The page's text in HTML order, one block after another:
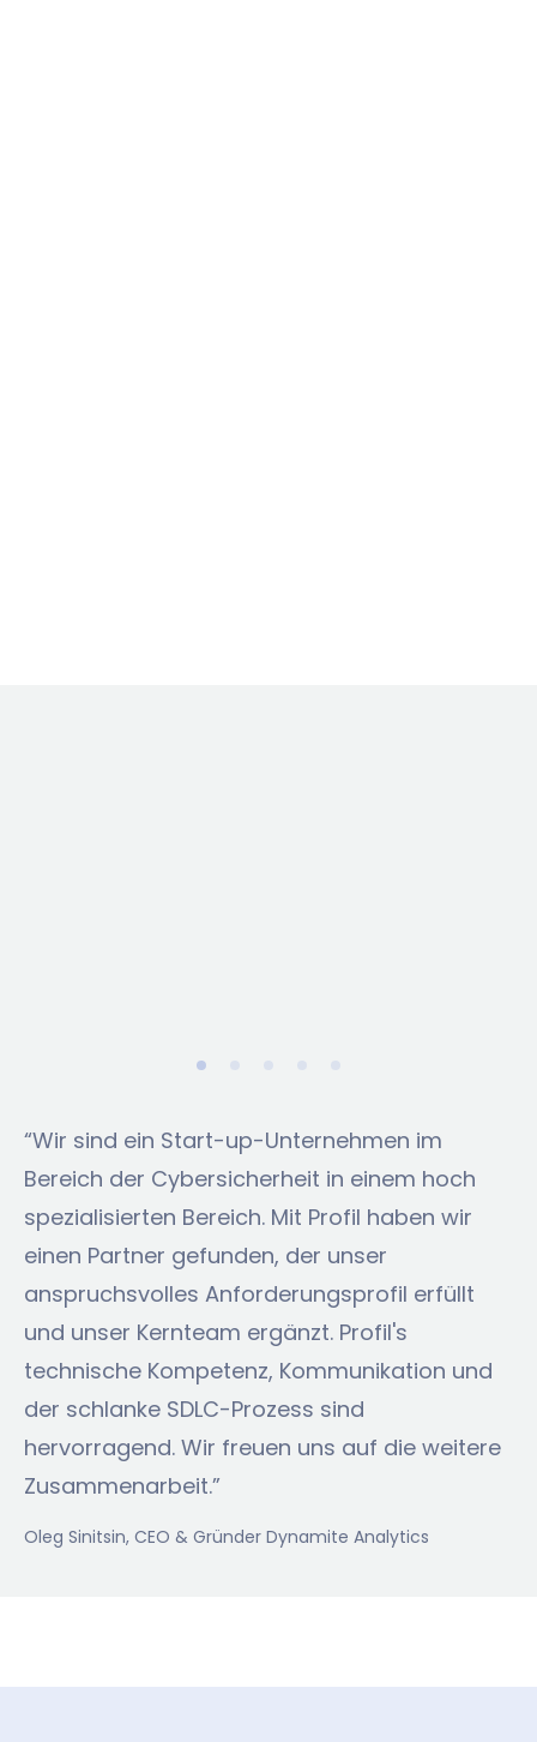
“Wir sind ein Start-up-Unternehmen im
Bereich der Cybersicherheit in einem hoch
spezialisierten Bereich. Mit Profil haben wir
einen Partner gefunden, der unser
anspruchsvolles Anforderungsprofil erfüllt
und unser Kernteam ergänzt. Profil's
technische Kompetenz, Kommunikation und
der schlanke SDLC-Prozess sind
hervorragend. Wir freuen uns auf die weitere
Zusammenarbeit.”
Oleg Sinitsin, CEO & Gründer Dynamite Analytics